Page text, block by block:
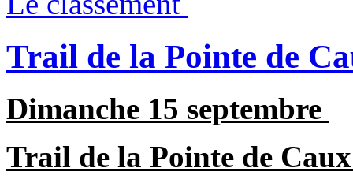
Trail de la Pointe de
Dimanche 15 septembre
Trail de la Pointe de